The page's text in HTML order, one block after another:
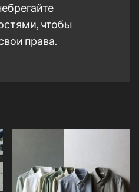
чтобы
права.